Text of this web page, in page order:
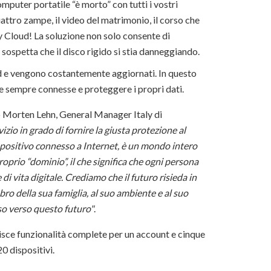
portatile “è morto” con tutti i vostri
zampe, il video del matrimonio, il corso che
La soluzione non solo consente di
che il disco rigido si stia danneggiando.
vengono costantemente aggiornati. In questo
connesse e proteggere i propri dati.
Lehn, General Manager Italy di
in grado di fornire la giusta protezione al
connesso a Internet, è un mondo intero
“dominio”, il che significa che ogni persona
vita digitale. Crediamo che il futuro risieda in
della sua famiglia, al suo ambiente e al suo
verso questo futuro".
funzionalità complete per un account e cinque
dispositivi.